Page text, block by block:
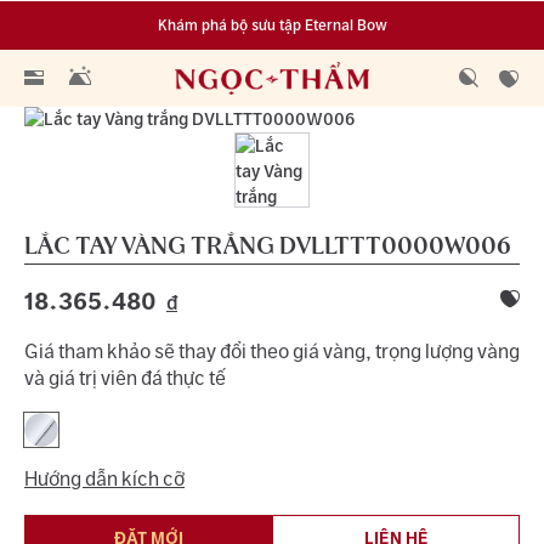
Khám phá bộ sưu tập Eternal Bow
Đa dạng lựa chọn tích luỹ từ 0.1 chỉ vàng 999.9
LẮC TAY VÀNG TRẮNG DVLLTTT0000W006
18.365.480 đ
Giá tham khảo sẽ thay đổi theo giá vàng, trọng lượng vàng
và giá trị viên đá thực tế
Hướng dẫn kích cỡ
ĐẶT MỚI LIÊN HỆ